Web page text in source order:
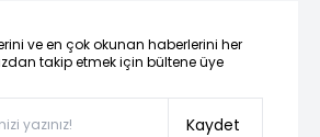
ve en çok okunan haberlerini her
takip etmek için bültene üye
Kaydet